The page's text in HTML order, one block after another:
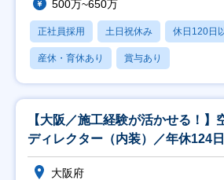
500万~650万
正社員採用 土日祝休み 休日120日
産休・育休あり 賞与あり
【大阪／施工経験が活かせる！】
ディレクター（内装）／年休124
大阪府